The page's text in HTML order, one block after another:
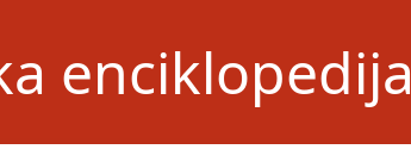
enciklopedija